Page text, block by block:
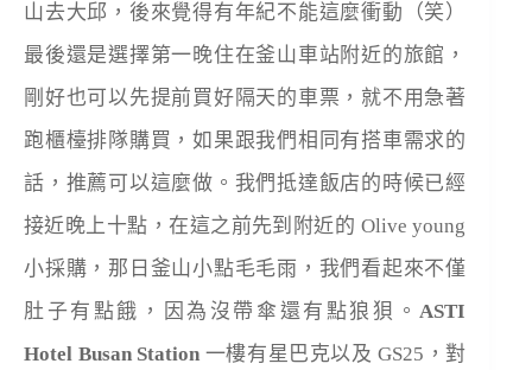
山去大邱，後來覺得有年紀不能這麼衝動（笑）
最後還是選擇第一晚住在釜山車站附近的旅館，
剛好也可以先提前買好隔天的車票，就不用急著
跑櫃檯排隊購買，如果跟我們相同有搭車需求的
話，推薦可以這麼做。我們抵達飯店的時候已經
接近晚上十點，在這之前先到附近的 Olive young
小採購，那日釜山小點毛毛雨，我們看起來不僅
肚子有點餓，因為沒帶傘還有點狼狽。ASTI
Hotel Busan Station 一樓有星巴克以及 GS25，對